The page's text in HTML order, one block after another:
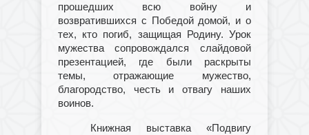
прошедших всю войну и
возвратившихся с Победой домой, и о
тех, кто погиб, защищая Родину. Урок
мужества сопровождался слайдовой
презентацией, где были раскрыты
темы, отражающие мужество,
благородство, честь и отвагу наших
воинов.
Книжная выставка «Подвигу